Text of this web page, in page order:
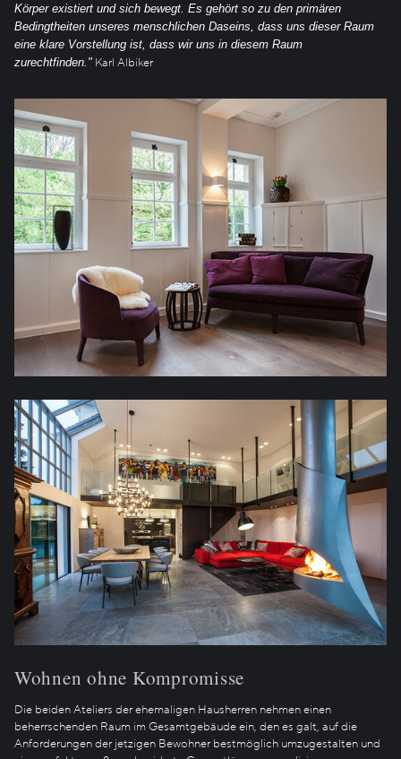
Körper existiert und sich bewegt. Es gehört so zu den primären
Bedingtheiten unseres menschlichen Daseins, dass uns dieser Raum
eine klare Vorstellung ist, dass wir uns in diesem Raum
zurechtfinden." Karl Albiker
Wohnen ohne Kompromisse
Die beiden Ateliers der ehemaligen Hausherren nehmen einen
beherrschenden Raum im Gesamtgebäude ein, den es galt, auf die
Anforderungen der jetzigen Bewohner bestmöglich umzugestalten und